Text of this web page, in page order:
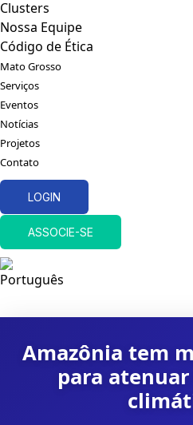
Clusters
Nossa Equipe
Código de Ética
Mato Grosso
Serviços
Eventos
Notícias
Projetos
Contato
LOGIN
ASSOCIE-SE
Amazônia tem
para